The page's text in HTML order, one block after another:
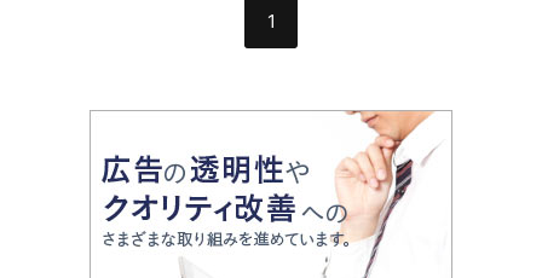
1